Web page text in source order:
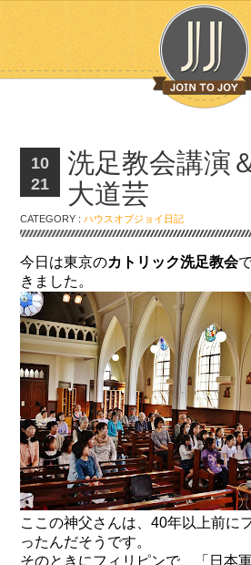
10
21
洗足教会講演
大道芸
CATEGORY :ハウスオブジョイ日記
今日は東京のカトリック洗足教会
きました。
ここの神父さんは、40年以上前に
ったんだそうです。
そのときにフィリピンで、「日本